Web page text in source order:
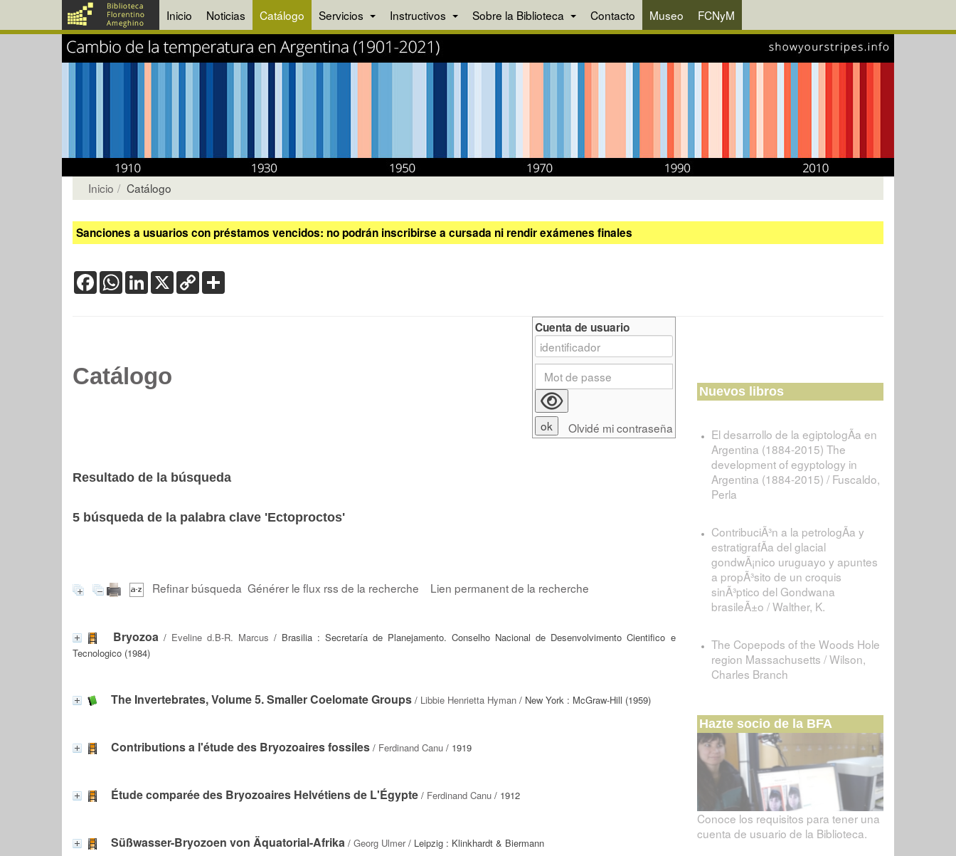
Inicio Noticias Catálogo Servicios Instructivos Sobre la Biblioteca Contacto Museo FCNyM
Inicio Catálogo
Sanciones a usuarios con préstamos vencidos: no podrán inscribirse a cursada ni rendir exámenes finales
FacebookWhatsApp
LinkedIn
X Copy
Link
Catálogo
Resultado de la búsqueda
5 búsqueda de la palabra clave 'Ectoproctos'
Refinar búsqueda Générer le flux rss de la recherche Lien permanent de la recherche
Bryozoa / Eveline d.B-R. Marcus / Brasilia : Secretaría de Planejamento. Conselho Nacional de Desenvolvimento Cientifico e
Tecnologico (1984)
The Invertebrates, Volume 5. Smaller Coelomate Groups / Libbie Henrietta Hyman / New York : McGraw-Hill (1959)
Contributions a l'étude des Bryozoaires fossiles / Ferdinand Canu / 1919
Étude comparée des Bryozoaires Helvétiens de L'Égypte / Ferdinand Canu / 1912
Süßwasser-Bryozoen von Äquatorial-Afrika / Georg Ulmer/ Leipzig : Klinkhardt & Biermann
Cuenta de usuario
Olvidé mi contraseña
Nuevos libros
El desarrollo de la egiptologÃ­a en
Argentina (1884-2015) The
development of egyptology in
Argentina (1884-2015) / Fuscaldo,
Perla
ContribuciÃ³n a la petrologÃ­a y
estratigrafÃ­a del glacial
gondwÃ¡nico uruguayo y apuntes
a propÃ³sito de un croquis
sinÃ³ptico del Gondwana
brasileÃ±o / Walther, K.
The Copepods of the Woods Hole
region Massachusetts / Wilson,
Charles Branch
Hazte socio de la BFA
Conoce los requisitos para tener una
cuenta de usuario de la Biblioteca.